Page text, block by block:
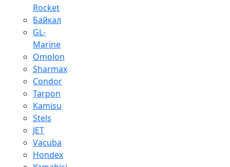
Rocket
Байкал
GL-
Marine
Omolon
Sharmax
Condor
Tarpon
Kamisu
Stels
JET
Vacuba
Hondex